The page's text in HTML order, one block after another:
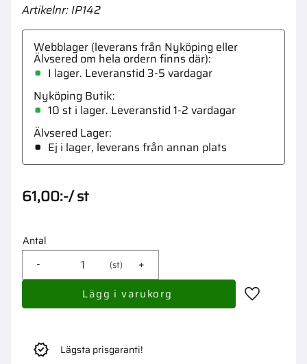
Artikelnr IP142
61,00:-/st
Antal
st +
-
Lägg till i
Lägsta prisgaranti!
Webblager (leverans från Nyköping eller
Älvsered om hela ordern finns där)
I lager. Leveranstid 3-5 vardagar
Nyköping Butik
10 st i lager
Älvsered Lager
Ej i lager, leverans från annan plats